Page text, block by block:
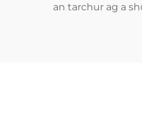
an tarchur ag a